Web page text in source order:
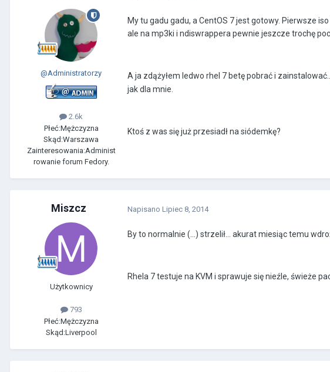
@Administratorzy
2.6k
Płeć:Mężczyzna
Skąd:Warszawa
Zainteresowania:Administ
rowanie forum Fedory.
My tu gadu gadu, a CentOS 7 jest gotowy. Pierwsze
ale na mp3ki i ndiswrappera pewnie jeszcze trochę
A ja zdążyłem ledwo rhel 7 betę pobrać i
jak dla mnie.
Ktoś z was się już przesiadł na siódemkę?
Miszcz
Użytkownicy
793
Płeć:Mężczyzna
Skąd:Liverpool
Napisano Lipiec 8, 2014
By to normalnie (...) strzelił... akurat miesiąc temu
Rhela 7 testuje na KVM i sprawuje się nieźle, świeże